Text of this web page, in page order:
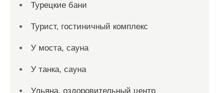
Турецкие бани
Турист, гостиничный комплекс
У моста, сауна
У танка, сауна
Ульяна, оздоровительный центр